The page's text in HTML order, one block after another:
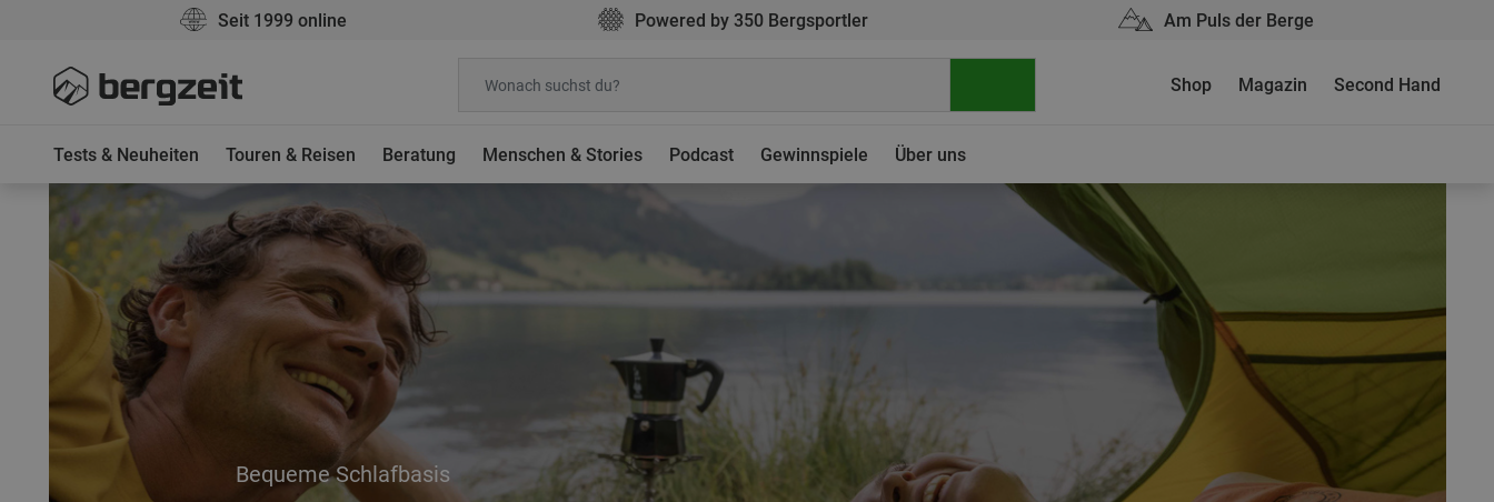
Seit 1999 online Powered by 350 Bergsportler Am Puls der Berge
Tests & Neuheiten Touren & Reisen Beratung Menschen & Stories Podcast Gewinnspiele Über uns
Shop Magazin Second Hand
Bequeme Schlafbasis